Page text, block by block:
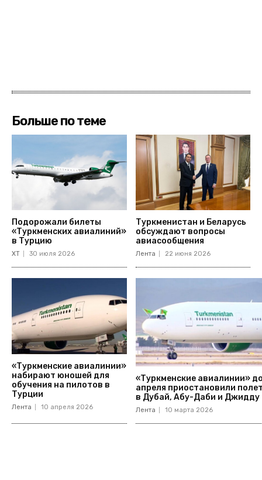
Больше по теме
Подорожали билеты
«Туркменских авиалиний»
в Турцию
ХТ 30 июля 2026
Туркменистан и Беларусь
обсуждают вопросы
авиасообщения
Лента 22 июня 2026
«Туркменские авиалинии»
набирают юношей для
обучения на пилотов в
Турции
Лента 10 апреля 2026
«Туркменские авиалинии»
апреля приостановили
в Дубай, Абу-Даби и Джидду
Лента 10 марта 2026